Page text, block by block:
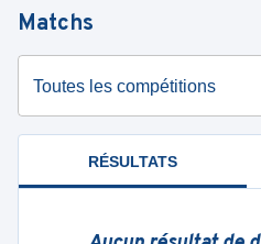
Matchs
Toutes les compétitions
RÉSULTATS